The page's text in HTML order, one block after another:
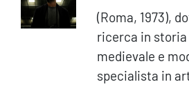
(Roma, 1973),
ricerca in storia
medievale e
specialista in